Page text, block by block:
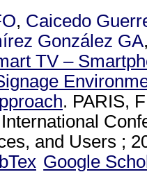
, Caicedo
González GA
TV –
. PARIS,
and Users ;
Google